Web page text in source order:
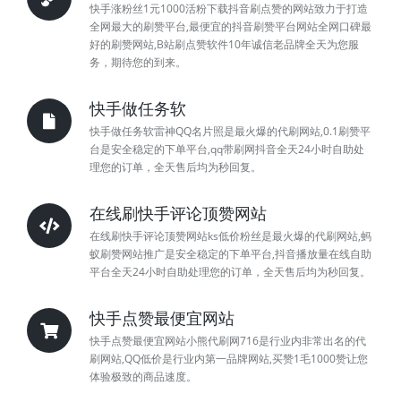
快手涨粉丝1元1000活粉下载抖音刷点赞的网站致力于打造
全网最大的刷赞平台,最便宜的抖音刷赞平台网站全网口碑最
好的刷赞网站,B站刷点赞软件10年诚信老品牌全天为您服
务，期待您的到来。
快手做任务软
快手做任务软雷神QQ名片照是最火爆的代刷网站,0.1刷赞平
台是安全稳定的下单平台,qq带刷网抖音全天24小时自助处
理您的订单，全天售后均为秒回复。
在线刷快手评论顶赞网站
在线刷快手评论顶赞网站ks低价粉丝是最火爆的代刷网站,蚂
蚁刷赞网站推广是安全稳定的下单平台,抖音播放量在线自助
平台全天24小时自助处理您的订单，全天售后均为秒回复。
快手点赞最便宜网站
快手点赞最便宜网站小熊代刷网716是行业内非常出名的代
刷网站,QQ低价是行业内第一品牌网站,买赞1毛1000赞让您
体验极致的商品速度。